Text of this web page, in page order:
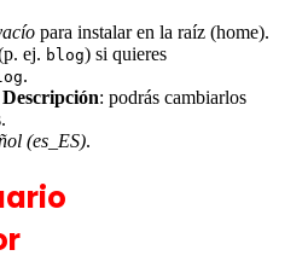
para instalar en la raíz (home).
ej. blog) si quieres
.
Descripción: podrás cambiarlos
(es_ES).